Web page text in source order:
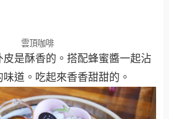
雲頂咖啡
是酥香的。搭配蜂蜜醬一起沾
道。吃起來香香甜甜的。